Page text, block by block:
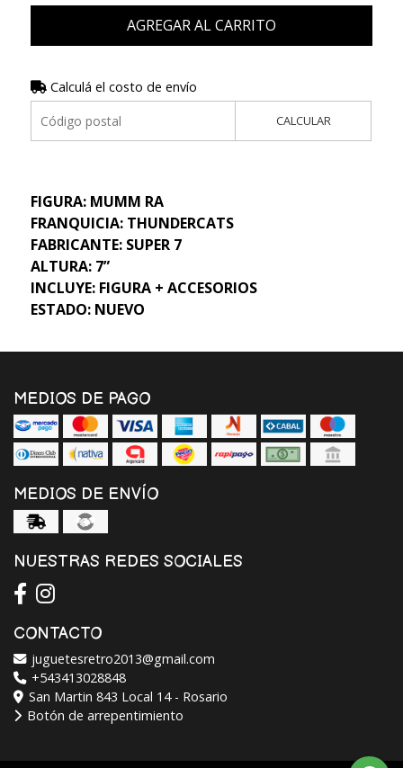
AGREGAR AL CARRITO
Calculá el costo de envío
CALCULAR
FIGURA: MUMM RA
FRANQUICIA: THUNDERCATS
FABRICANTE: SUPER 7
ALTURA: 7”
INCLUYE: FIGURA + ACCESORIOS
ESTADO: NUEVO
MEDIOS DE PAGO
MEDIOS DE ENVÍO
NUESTRAS REDES SOCIALES
CONTACTO
juguetesretro2013@gmail.com
+543413028848
San Martin 843 Local 14 - Rosario
Botón de arrepentimiento